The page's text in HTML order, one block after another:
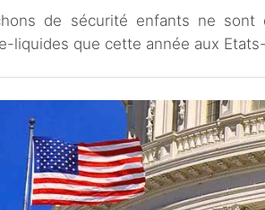
de sécurité enfants ne sont
liquides que cette année aux